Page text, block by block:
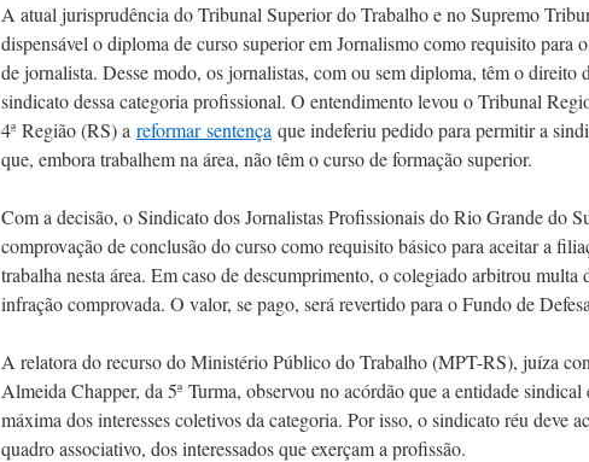
A atual jurisprudência do Tribunal Superior do Trabalho e no Supremo
dispensável o diploma de curso superior em Jornalismo como requisito para
de jornalista. Desse modo, os jornalistas, com ou sem diploma, têm o direito
sindicato dessa categoria profissional. O entendimento levou o Tribunal
4ª Região (RS) a reformar sentença que indeferiu pedido para permitir a
que, embora trabalhem na área, não têm o curso de formação superior.
Com a decisão, o Sindicato dos Jornalistas Profissionais do Rio Grande do
comprovação de conclusão do curso como requisito básico para aceitar a
trabalha nesta área. Em caso de descumprimento, o colegiado arbitrou multa
infração comprovada. O valor, se pago, será revertido para o Fundo de
A relatora do recurso do Ministério Público do Trabalho (MPT-RS), juíza
Almeida Chapper, da 5ª Turma, observou no acórdão que a entidade sindical
máxima dos interesses coletivos da categoria. Por isso, o sindicato réu deve
quadro associativo, dos interessados que exerçam a profissão.